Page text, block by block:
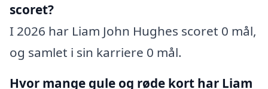
scoret?
I 2026 har Liam John Hughes scoret 0 mål,
og samlet i sin karriere 0 mål.
Hvor mange gule og røde kort har Liam